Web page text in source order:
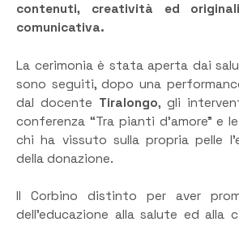
contenuti, creatività ed
comunicativa.
La cerimonia è stata aperta dai
sono seguiti, dopo una
dal docente Tiralongo, gli
conferenza “Tra pianti d’amore” e
chi ha vissuto sulla propria pelle
della donazione.
Il Corbino distinto per aver
dell’educazione alla salute ed alla